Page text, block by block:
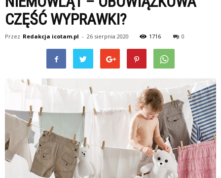
CZĘŚĆ WYPRAWKI?
Przez Redakcja icotam.pl - 26 sierpnia 2020 1716 0